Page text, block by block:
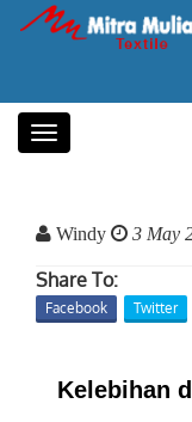
Toggle
Windy 3 May
Share To:
Facebook Twitter
Kelebihan